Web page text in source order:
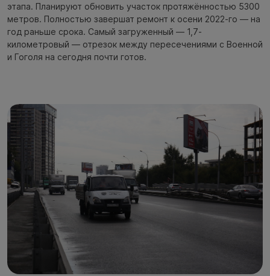
этапа. Планируют обновить участок протяжённостью 5300
метров. Полностью завершат ремонт к осени 2022-го — на
год раньше срока. Самый загруженный — 1,7-
километровый — отрезок между пересечениями с Военной
и Гоголя на сегодня почти готов.